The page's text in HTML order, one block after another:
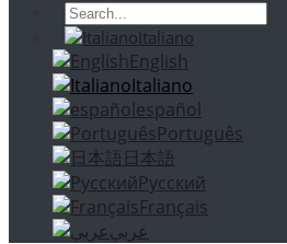
Italiano
English
Italiano
español
Português
日本語
Русский
Français
عربي